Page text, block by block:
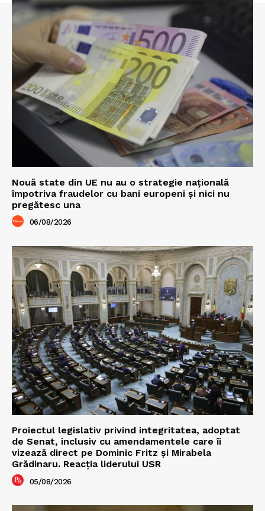
Nouă state din UE nu au o strategie națională
împotriva fraudelor cu bani europeni și nici nu
pregătesc una
06/08/2026
Proiectul legislativ privind integritatea, adoptat
de Senat, inclusiv cu amendamentele care îi
vizează direct pe Dominic Fritz și Mirabela
Grădinaru. Reacția liderului USR
05/08/2026